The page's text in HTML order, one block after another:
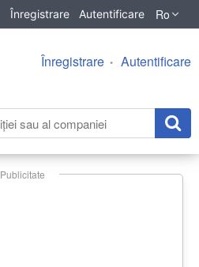
Înregistrare Autentificare Ro
Înregistrare Autentificare
Publicitate